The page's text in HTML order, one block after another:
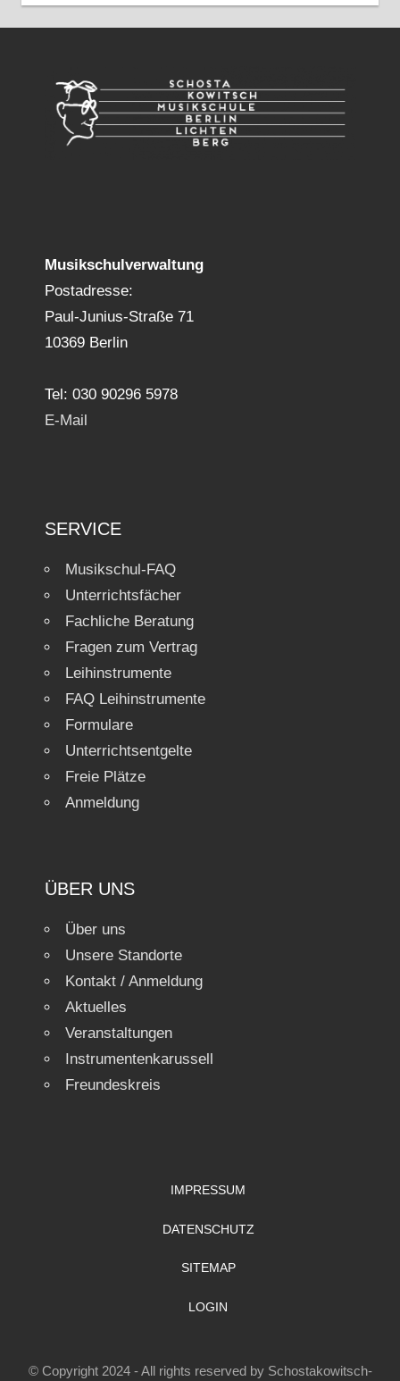
Musikschulverwaltung
Postadresse:
Paul-Junius-Straße 71
10369 Berlin
Tel: 030 90296 5978
E-Mail
SERVICE
Musikschul-FAQ
Unterrichtsfächer
Fachliche Beratung
Fragen zum Vertrag
Leihinstrumente
FAQ Leihinstrumente
Formulare
Unterrichtsentgelte
Freie Plätze
Anmeldung
ÜBER UNS
Über uns
Unsere Standorte
Kontakt / Anmeldung
Aktuelles
Veranstaltungen
Instrumentenkarussell
Freundeskreis
IMPRESSUM
DATENSCHUTZ
SITEMAP
LOGIN
© Copyright 2024 - All rights reserved by Schostakowitsch-